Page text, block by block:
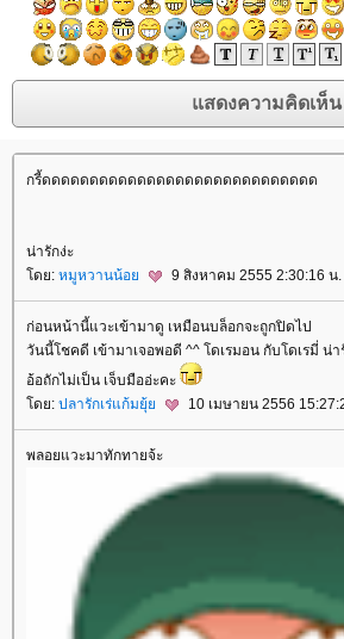
กรี้ดดดดดดดดดดดดดดดดดดดดดดดดดดดดด
น่ารักง่ะ
ดย: หมูหวานน้อ 9 สิงหาคม 2555 2:30:16 น.
ก่อนหน้านี้แวะเข้ามาดู เหมือนบล็อกจะถูกปิดไป
วันนี้โชคดี เข้ามาเจอพอดี ^^ โดเรมอน กับโดเรมี่ น่
อ้อถักไม่เป็น เจ็บมืออ่ะคะ
ดย: ปลารักเร่แก้มยุ้ 10 เมษายน 2556
พลอยแวะมาทักทายจ้ะ